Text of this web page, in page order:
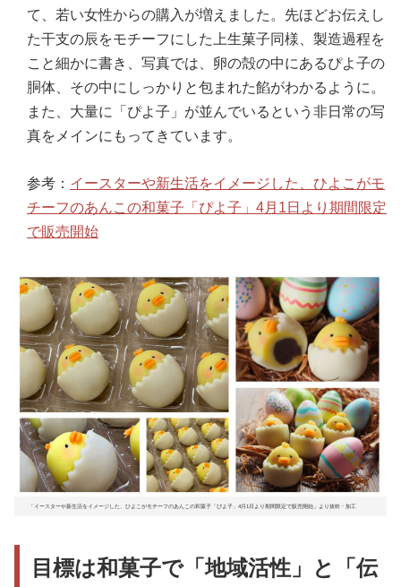
て、若い女性からの購入が増えました。先ほどお伝えし
た干支の辰をモチーフにした上生菓子同様、製造過程を
こと細かに書き、写真では、卵の殻の中にあるぴよ子の
胴体、その中にしっかりと包まれた餡がわかるように。
また、大量に「ぴよ子」が並んでいるという非日常の写
真をメインにもってきています。
参考： イースターや新生活をイメージした、ひよこがモ
チーフのあんこの和菓子「ぴよ子」4月1日より期間限定
で販売開始
「イースターや新生活をイメージした、ひよこがモチーフのあんこの和菓子「ぴよ子」4月1日より期間限定で販売開始」より抜粋・加工
目標は和菓子で「地域活性」と「伝